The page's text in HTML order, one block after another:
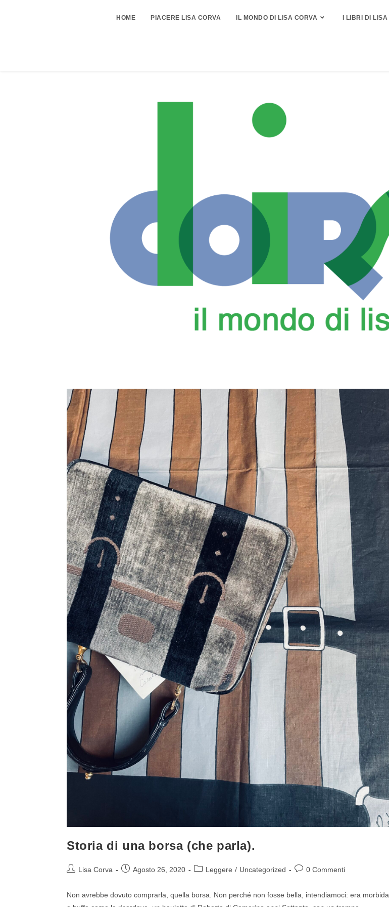
HOME PIACERE LISA CORVA IL MONDO DI LISA CORVA I LIBRI DI LISA
Storia di una borsa (che parla).
Lisa Corva Agosto 26, 2020 Leggere / Uncategorized 0 Commenti
Non avrebbe dovuto comprarla, quella borsa. Non perché non fosse bella, intendiamoci: era morbida